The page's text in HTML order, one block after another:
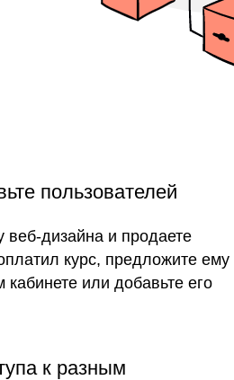
пользователей
к разным
дизайна и продаете
курс, предложите ему
кабинете или добавьте его